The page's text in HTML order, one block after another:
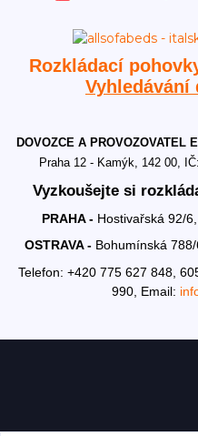
Rozkládací
Vyhledávání
DOVOZCE A PROVOZOVATEL
Praha 12 - Kamýk, 142 00,
Vyzkoušejte si
PRAHA - Hostivařská 92/
OSTRAVA - Bohumínská
Telefon: +420 775 627 848,
990, Email: